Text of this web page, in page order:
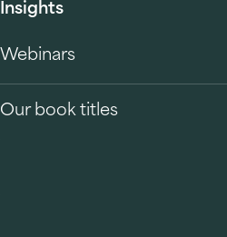
Insights
Webinars
Our book titles